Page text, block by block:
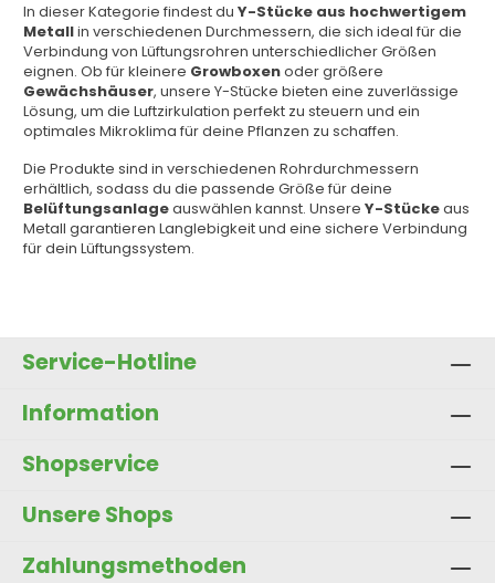
In dieser Kategorie findest du Y-Stücke aus hochwertigem
Metallin verschiedenen Durchmessern, die sich ideal für die
Verbindung von Lüftungsrohren unterschiedlicher Größen
eignen. Ob für kleinere Growboxenoder größere
Gewächshäuser, unsere Y-Stücke bieten eine zuverlässige
Lösung, um die Luftzirkulation perfekt zu steuern und ein
optimales Mikroklima für deine Pflanzen zu schaffen.
Die Produkte sind in verschiedenen Rohrdurchmessern
erhältlich, sodass du die passende Größe für deine
Belüftungsanlageauswählen kannst. Unsere Y-Stückeaus
Metall garantieren Langlebigkeit und eine sichere Verbindung
für dein Lüftungssystem.
Service-Hotline
Information
Shopservice
Unsere Shops
Zahlungsmethoden